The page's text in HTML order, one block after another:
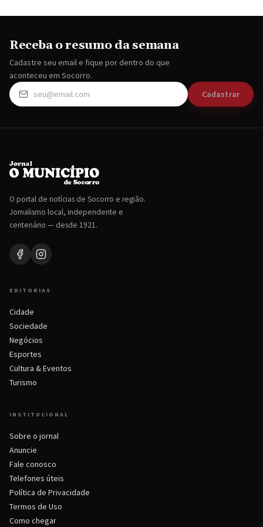
Receba o resumo da semana
Cadastre seu email e fique por dentro do que
aconteceu em Socorro.
Cadastrar
O portal de notícias de Socorro e região.
Jornalismo local, independente e
centenário — desde 1921.
EDITORIAS
Cidade
Sociedade
Negócios
Esportes
Cultura & Eventos
Turismo
INSTITUCIONAL
Sobre o jornal
Anuncie
Fale conosco
Telefones úteis
Política de Privacidade
Termos de Uso
Como chegar